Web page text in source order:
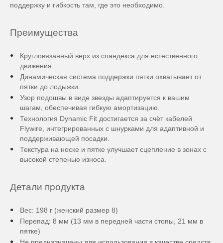
поддержку и гибкость там, где это необходимо.
Преимущества
Кругловязанный верх из спандекса для естественного
движения.
Динамическая система поддержки пятки охватывает от
пятки до лодыжки.
Узор подошвы в виде звезды адаптируется к вашим
шагам, обеспечивая гибкую амортизацию.
Технология Dynamic Fit достигается за счёт кабелей
Flywire, интегрированных с шнурками для адаптивной и
поддерживающей посадки.
Текстура на носке и пятке улучшает сцепление в зонах с
высокой степенью износа.
Детали продукта
Вес: 198 г (женский размер 8)
Перепад: 8 мм (13 мм в передней части стопы, 21 мм в
пятке)